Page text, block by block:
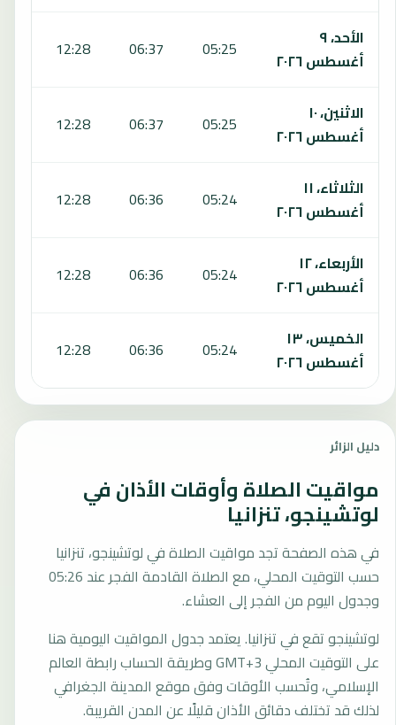
الأحد، ٩
أغسطس ٢٠٢٦
05:25
06:37
12:28
الاثنين، ١٠
أغسطس ٢٠٢٦
05:25
06:37
12:28
الثلاثاء، ١١
أغسطس ٢٠٢٦
05:24
06:36
12:28
الأربعاء، ١٢
أغسطس ٢٠٢٦
05:24
06:36
12:28
الخميس، ١٣
أغسطس ٢٠٢٦
05:24
06:36
12:28
دليل الزائر
مواقيت الصلاة وأوقات الأذان في
لوتشينجو، تنزانيا
في هذه الصفحة تجد مواقيت الصلاة في لوتشينجو، تنزانيا
حسب التوقيت المحلي، مع الصلاة القادمة الفجر عند 05:26
وجدول اليوم من الفجر إلى العشاء.
لوتشينجو تقع في تنزانيا. يعتمد جدول المواقيت اليومية هنا
على التوقيت المحلي GMT+3 وطريقة الحساب رابطة العالم
الإسلامي، وتُحسب الأوقات وفق موقع المدينة الجغرافي
لذلك قد تختلف دقائق الأذان قليلًا عن المدن القريبة.